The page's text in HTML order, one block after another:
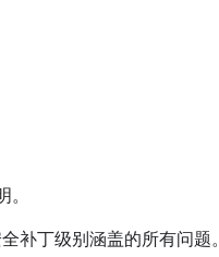
补丁级别涵盖的所有问题。